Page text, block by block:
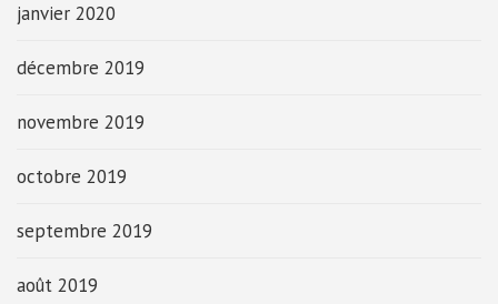
janvier 2020
décembre 2019
novembre 2019
octobre 2019
septembre 2019
août 2019